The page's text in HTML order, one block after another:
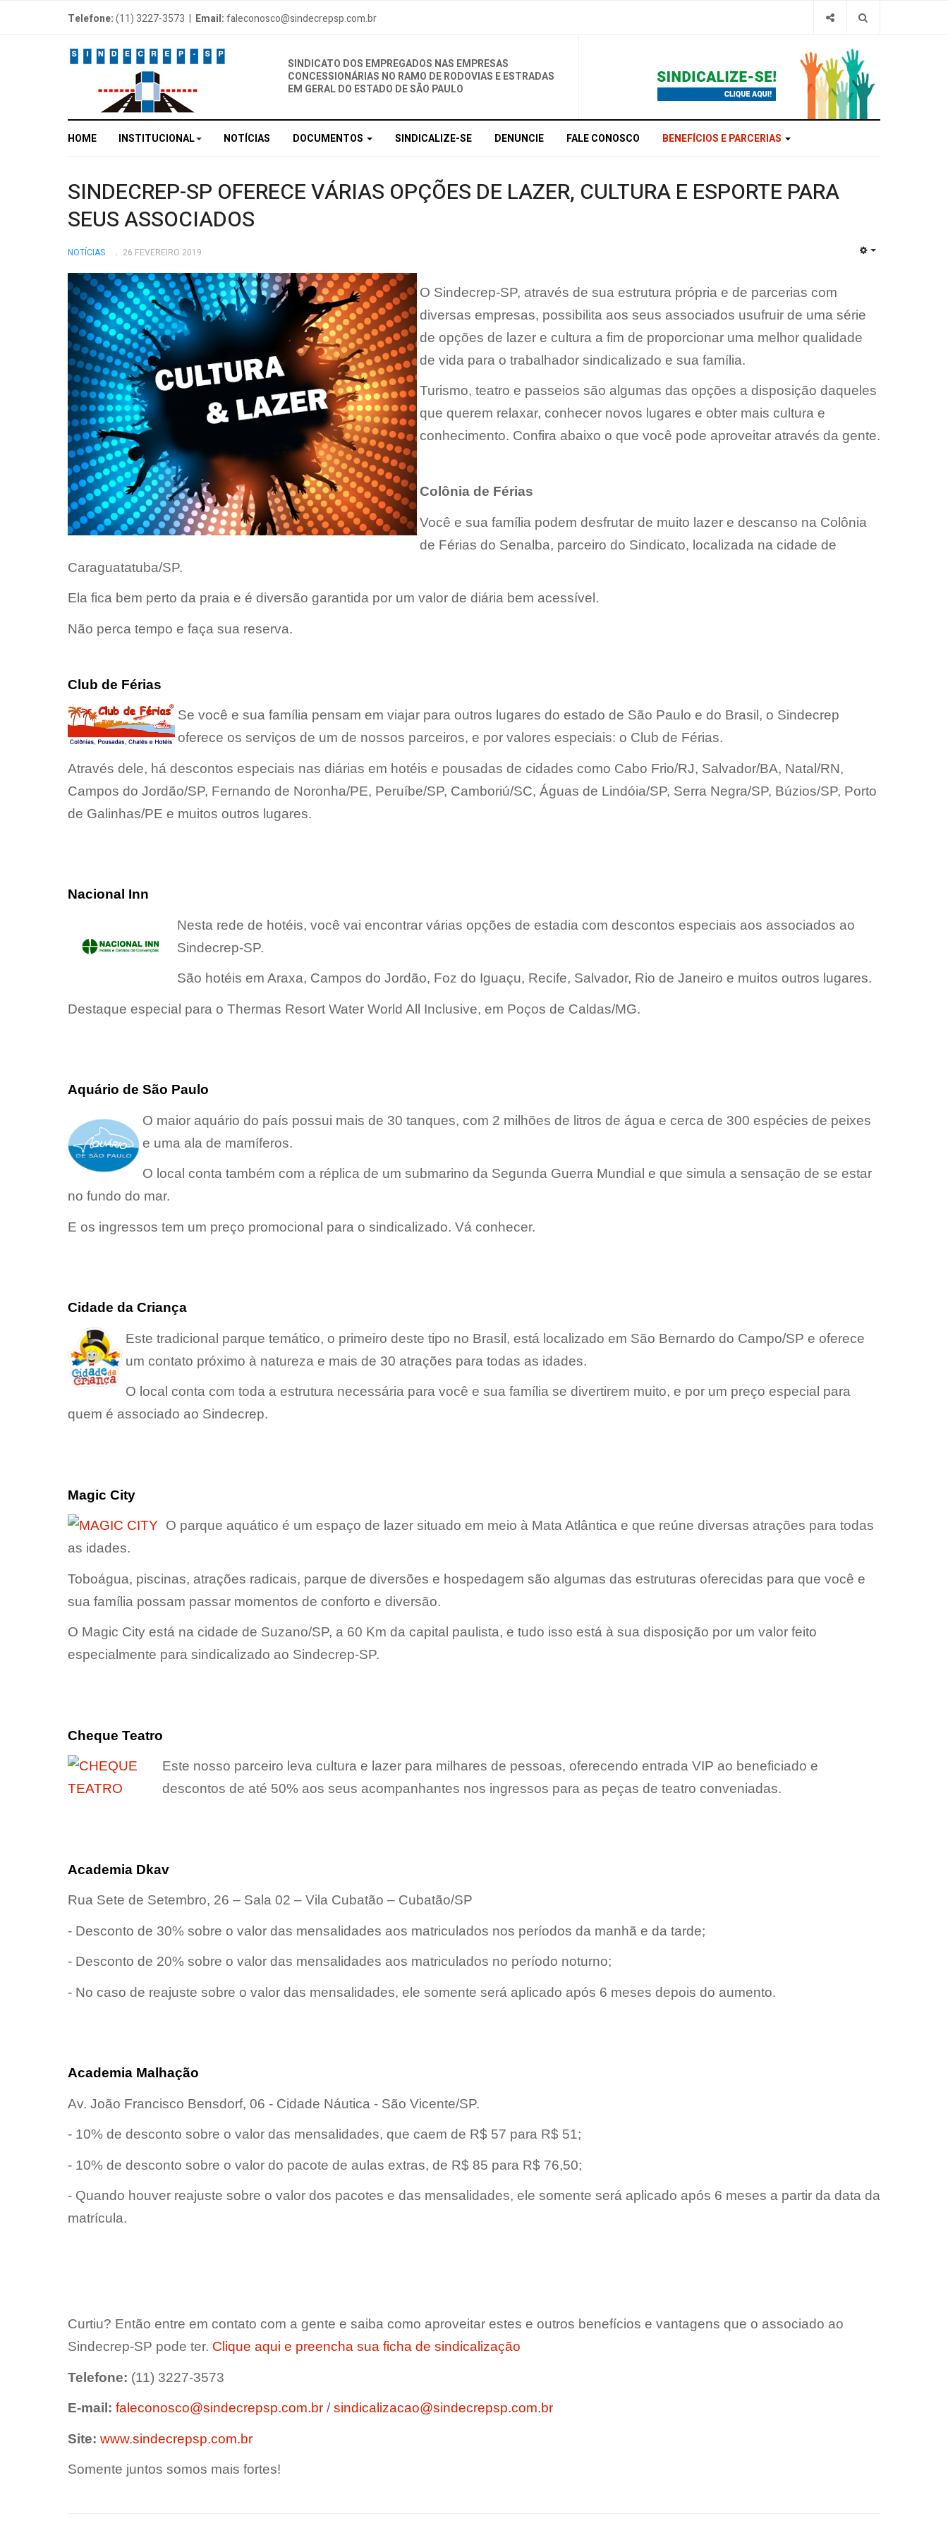
Telefone:(11) 3227-3573 | Email:faleconosco@sindecrepsp.com.br
SINDICATO DOS EMPREGADOS NAS EMPRESAS
CONCESSIONÁRIAS NO RAMO DE RODOVIAS E ESTRADAS
EM GERAL DO ESTADO DE SÃO PAULO
HOME INSTITUCIONAL NOTÍCIAS DOCUMENTOS SINDICALIZE-SE DENUNCIE FALE CONOSCO BENEFÍCIOS E PARCERIAS
SINDECREP-SP OFERECE VÁRIAS OPÇÕES DE LAZER, CULTURA E ESPORTE PARA
SEUS ASSOCIADOS
NOTÍCIAS 26 FEVEREIRO 2019
O Sindecrep-SP, através de sua estrutura própria e de parcerias com
diversas empresas, possibilita aos seus associados usufruir de uma série
de opções de lazer e cultura a fim de proporcionar uma melhor qualidade
de vida para o trabalhador sindicalizado e sua família.
Turismo, teatro e passeios são algumas das opções a disposição daqueles
que querem relaxar, conhecer novos lugares e obter mais cultura e
conhecimento. Confira abaixo o que você pode aproveitar através da gente.
Colônia de Férias
Você e sua família podem desfrutar de muito lazer e descanso na Colônia
de Férias do Senalba, parceiro do Sindicato, localizada na cidade de
Caraguatatuba/SP.
Ela fica bem perto da praia e é diversão garantida por um valor de diária bem acessível.
Não perca tempo e faça sua reserva.
Club de Férias
Se você e sua família pensam em viajar para outros lugares do estado de São Paulo e do Brasil, o Sindecrep
oferece os serviços de um de nossos parceiros, e por valores especiais: o Club de Férias.
Através dele, há descontos especiais nas diárias em hotéis e pousadas de cidades como Cabo Frio/RJ, Salvador/BA, Natal/RN,
Campos do Jordão/SP, Fernando de Noronha/PE, Peruíbe/SP, Camboriú/SC, Águas de Lindóia/SP, Serra Negra/SP, Búzios/SP, Porto
de Galinhas/PE e muitos outros lugares.
Nacional Inn
Nesta rede de hotéis, você vai encontrar várias opções de estadia com descontos especiais aos associados ao
Sindecrep-SP.
São hotéis em Araxa, Campos do Jordão, Foz do Iguaçu, Recife, Salvador, Rio de Janeiro e muitos outros lugares.
Destaque especial para o Thermas Resort Water World All Inclusive, em Poços de Caldas/MG.
Aquário de São Paulo
O maior aquário do país possui mais de 30 tanques, com 2 milhões de litros de água e cerca de 300 espécies de peixes
e uma ala de mamíferos.
O local conta também com a réplica de um submarino da Segunda Guerra Mundial e que simula a sensação de se estar
no fundo do mar.
E os ingressos tem um preço promocional para o sindicalizado. Vá conhecer.
Cidade da Criança
Este tradicional parque temático, o primeiro deste tipo no Brasil, está localizado em São Bernardo do Campo/SP e oferece
um contato próximo à natureza e mais de 30 atrações para todas as idades.
O local conta com toda a estrutura necessária para você e sua família se divertirem muito, e por um preço especial para
quem é associado ao Sindecrep.
Magic City
O parque aquático é um espaço de lazer situado em meio à Mata Atlântica e que reúne diversas atrações para todas
as idades.
Toboágua, piscinas, atrações radicais, parque de diversões e hospedagem são algumas das estruturas oferecidas para que você e
sua família possam passar momentos de conforto e diversão.
O Magic City está na cidade de Suzano/SP, a 60 Km da capital paulista, e tudo isso está à sua disposição por um valor feito
especialmente para sindicalizado ao Sindecrep-SP.
Cheque Teatro
Este nosso parceiro leva cultura e lazer para milhares de pessoas, oferecendo entrada VIP ao beneficiado e
descontos de até 50% aos seus acompanhantes nos ingressos para as peças de teatro conveniadas.
Academia Dkav
Rua Sete de Setembro, 26 – Sala 02 – Vila Cubatão – Cubatão/SP
- Desconto de 30% sobre o valor das mensalidades aos matriculados nos períodos da manhã e da tarde;
- Desconto de 20% sobre o valor das mensalidades aos matriculados no período noturno;
- No caso de reajuste sobre o valor das mensalidades, ele somente será aplicado após 6 meses depois do aumento.
Academia Malhação
Av. João Francisco Bensdorf, 06 - Cidade Náutica - São Vicente/SP.
- 10% de desconto sobre o valor das mensalidades, que caem de R$ 57 para R$ 51;
- 10% de desconto sobre o valor do pacote de aulas extras, de R$ 85 para R$ 76,50;
- Quando houver reajuste sobre o valor dos pacotes e das mensalidades, ele somente será aplicado após 6 meses a partir da data da
matrícula.
Curtiu? Então entre em contato com a gente e saiba como aproveitar estes e outros benefícios e vantagens que o associado ao
Sindecrep-SP pode ter. Clique aqui e preencha sua ficha de sindicalização
Telefone: (11) 3227-3573
E-mail: faleconosco@sindecrepsp.com.br / sindicalizacao@sindecrepsp.com.br
Site: www.sindecrepsp.com.br
Somente juntos somos mais fortes!